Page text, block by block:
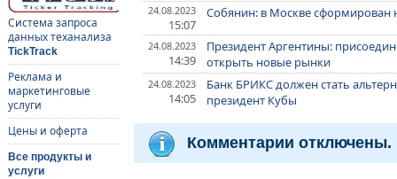
Система запроса
данных теханализа
TickTrack
Реклама и
маркетинговые
услуги
Цены и оферта
Все продукты и
услуги
24.08.2023
15:07
Собянин: в Москве сформирован
24.08.2023
14:39
Президент Аргентины:
открыть новые рынки
24.08.2023
14:05
Банк БРИКС должен стать
президент Кубы
Комментарии отключены.